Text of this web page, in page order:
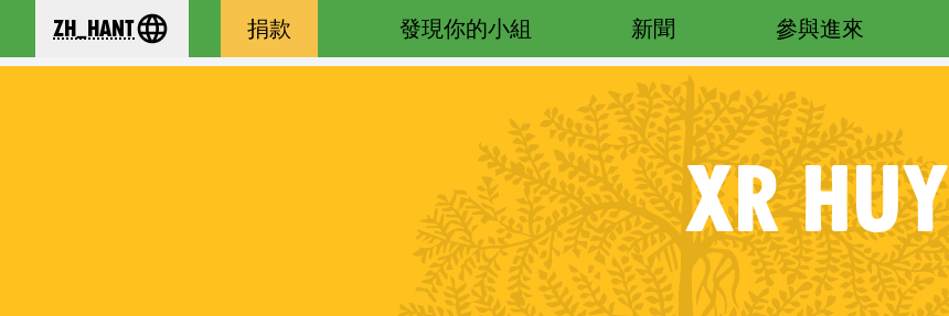
參與進來
新聞
發現你的小組
捐款
your language
zh_Hant
XRHUY